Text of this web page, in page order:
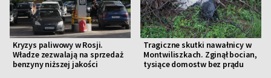
Kryzys paliwowy w Rosji.
Władze zezwalają na sprzedaż
benzyny niższej jakości
Tragiczne skutki nawałnicy w
Montwiliszkach. Zginął bocian,
tysiące domostw bez prądu